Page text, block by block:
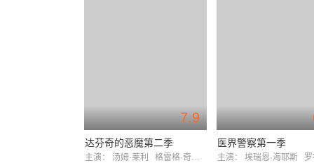
7.9
达芬奇的恶魔第二季
主演： 汤姆·莱利 格雷格·奇林吉里安
医界警察第一季
主演： 埃瑞恩·海耶斯 罗布